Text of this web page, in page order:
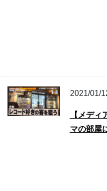
2021/01/
【メディ
マの部屋